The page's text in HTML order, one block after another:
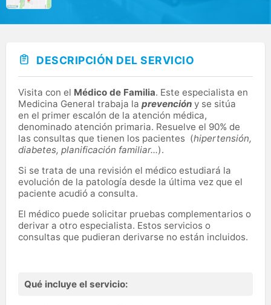
DESCRIPCIÓN DEL SERVICIO
Visita con el Médico de Familia. Este especialista en
Medicina General trabaja la prevención y se sitúa
en el primer escalón de la atención médica,
denominado atención primaria. Resuelve el 90% de
las consultas que tienen los pacientes (hipertensión,
diabetes, planificación familiar...).
Si se trata de una revisión el médico estudiará la
evolución de la patología desde la última vez que el
paciente acudió a consulta.
El médico puede solicitar pruebas complementarios o
derivar a otro especialista. Estos servicios o
consultas que pudieran derivarse no están incluidos.
Qué incluye el servicio: